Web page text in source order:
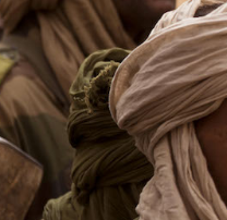
Mondiali calcio 2026